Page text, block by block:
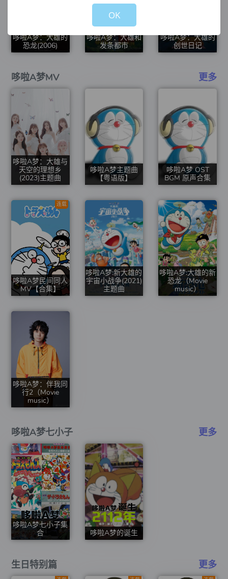
哆啦A梦：大雄的
恐龙(2006)
哆啦A梦：大雄和
发条都市
哆啦A梦：大雄的
创世日记
哆啦A梦MV 更多
哆啦A梦：大雄与
天空的理想乡
(2023)主题曲
哆啦A梦主题曲
【粤语版】
哆啦A梦 OST
BGM 原声合集
哆啦A梦民间同人
MV【合集】
连载
哆啦A梦:新大雄的
宇宙小战争(2021)
主题曲
哆啦A梦:大雄的新
恐龙（Movie
music）
哆啦A梦：伴我同
行2（Movie
music）
哆啦A梦七小子 更多
哆啦A梦七小子集
合
哆啦A梦的诞生
生日特别篇 更多
OK